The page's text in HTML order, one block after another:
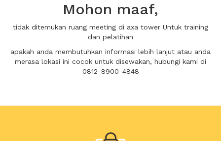
Mohon maaf,
tidak ditemukan ruang meeting di axa tower Untuk training
dan pelatihan
apakah anda membutuhkan informasi lebih lanjut atau anda
merasa lokasi ini cocok untuk disewakan, hubungi kami di
0812-8900-4848